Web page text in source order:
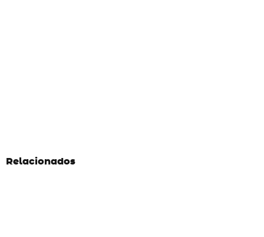
Relacionados